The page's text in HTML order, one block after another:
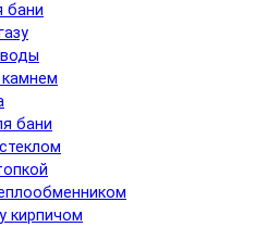
бани
бани
кирпичом